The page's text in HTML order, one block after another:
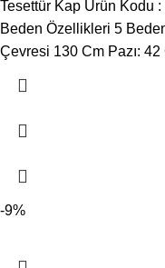
Tesettür Kap Ürün Kodu
Beden Özellikleri 5
Çevresi 130 Cm Pazı: 42
-9%